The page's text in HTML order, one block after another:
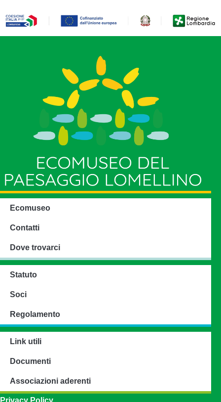
Ecomuseo
Contatti
Dove trovarci
Statuto
Soci
Regolamento
Link utili
Documenti
Associazioni aderenti